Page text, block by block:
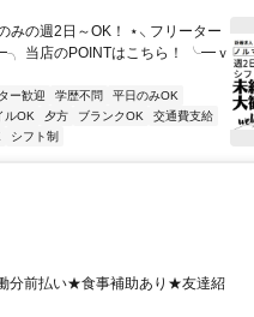
みの週2日～OK！ ⋆⸜ フリーター
店のPOINTはこちら！ ╰━ｖ
ー歓迎 学歴不問
平日のみOK
ルOK 夕方 ブランクOK
交通費支給
シフト制
分前払い★食事補助あり★友達紹